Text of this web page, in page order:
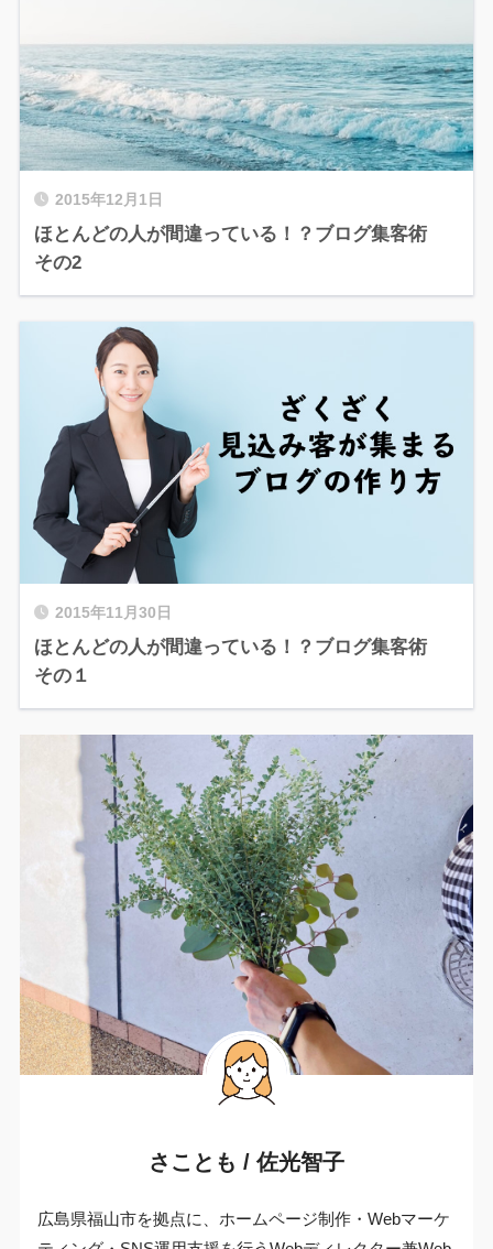
2015年12月1日
ほとんどの人が間違っている！？ブログ集客術
その2
2015年11月30日
ほとんどの人が間違っている！？ブログ集客術
その１
さことも / 佐光智子
広島県福山市を拠点に、ホームページ制作・Webマーケ